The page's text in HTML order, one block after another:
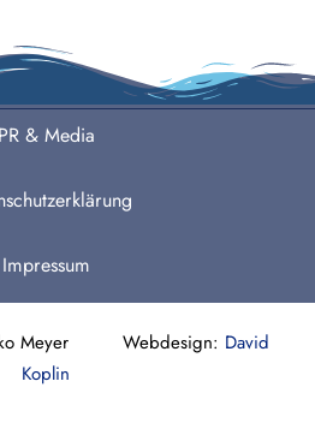
PR & Media
Impressum
Meyer Webdesign: David
Koplin